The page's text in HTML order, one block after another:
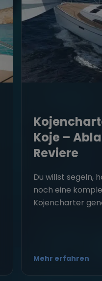
Koje –
Reviere
Du willst segeln,
noch eine
Kojencharter
Mehr erfahren